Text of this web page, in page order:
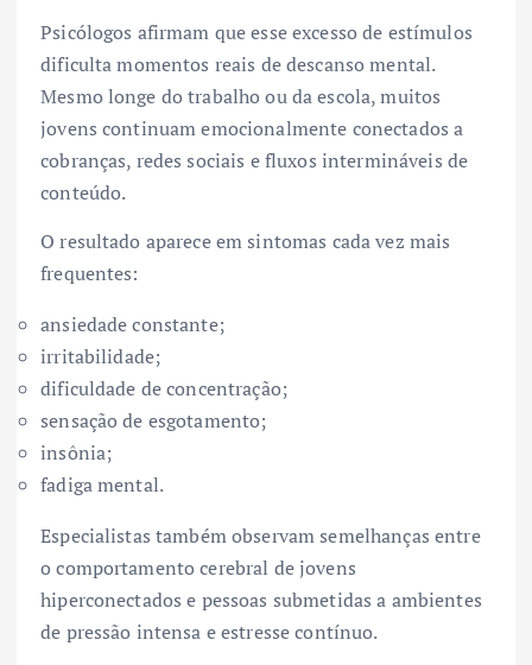
Psicólogos afirmam que esse excesso de estímulos
dificulta momentos reais de descanso mental.
Mesmo longe do trabalho ou da escola, muitos
jovens continuam emocionalmente conectados a
cobranças, redes sociais e fluxos intermináveis de
conteúdo.
O resultado aparece em sintomas cada vez mais
frequentes:
ansiedade constante;
irritabilidade;
dificuldade de concentração;
sensação de esgotamento;
insônia;
fadiga mental.
Especialistas também observam semelhanças entre
o comportamento cerebral de jovens
hiperconectados e pessoas submetidas a ambientes
de pressão intensa e estresse contínuo.